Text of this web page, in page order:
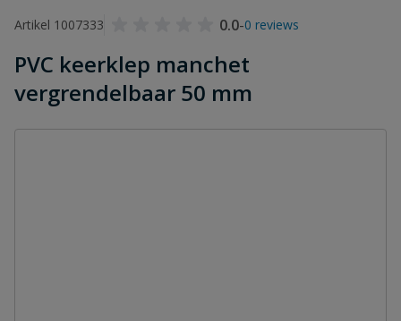
Artikel 1007333
0.0-0 reviews
PVC keerklep manchet
vergrendelbaar 50 mm